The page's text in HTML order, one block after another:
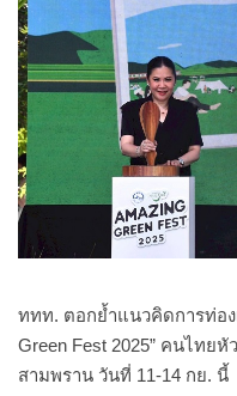
ททท. ตอกย้ำแนวคิดการท่อง
Green Fest 2025” คนไทย
สามพราน วันที่ 11-14 กย. นี้